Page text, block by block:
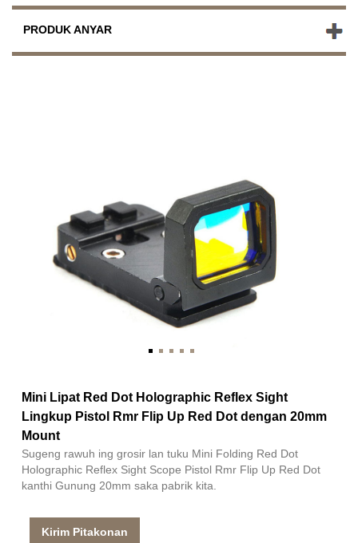
PRODUK ANYAR
Mini Lipat Red Dot Holographic Reflex Sight
Lingkup Pistol Rmr Flip Up Red Dot dengan 20mm
Mount
Sugeng rawuh ing grosir lan tuku Mini Folding Red Dot
Holographic Reflex Sight Scope Pistol Rmr Flip Up Red Dot
kanthi Gunung 20mm saka pabrik kita.
Kirim Pitakonan